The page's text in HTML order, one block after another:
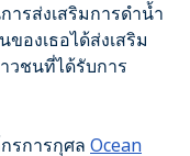
ารส่งเสริมการดำน้ำ
องเธอได้ส่งเสริม
วชนที่ได้รับการ
รการกุศล Ocean